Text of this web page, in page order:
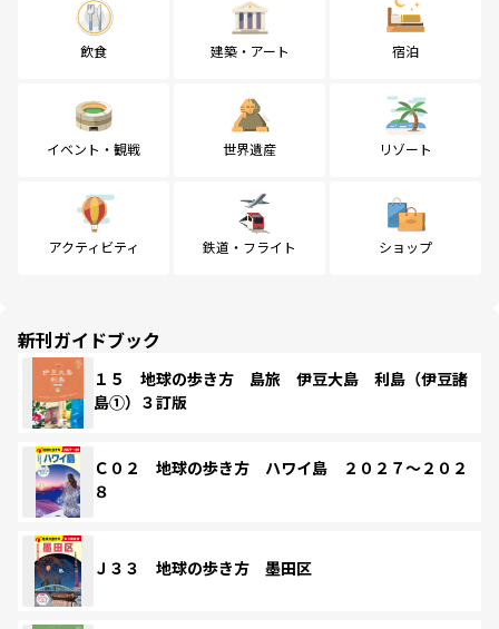
飲食 建築・アート 宿泊
イベント・観戦 世界遺産 リゾート
アクティビティ 鉄道・フライト ショップ
新刊ガイドブック
１５ 地球の歩き方 島旅 伊豆大島 利島（伊豆諸
島①）３訂版
Ｃ０２ 地球の歩き方 ハワイ島 ２０２７～２０２
８
Ｊ３３ 地球の歩き方 墨田区